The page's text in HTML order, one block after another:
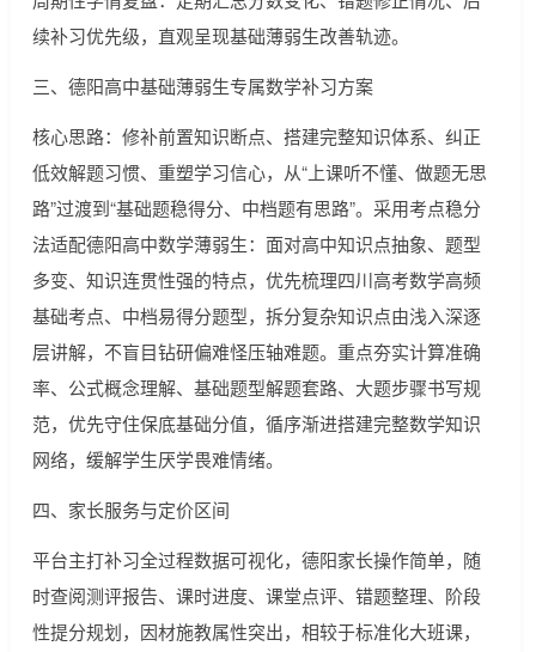
续补习优先级，直观呈现基础薄弱生改善轨迹。
三、德阳高中基础薄弱生专属数学补习方案
核心思路：修补前置知识断点、搭建完整知识体系、纠正
低效解题习惯、重塑学习信心，从“上课听不懂、做题无思
路”过渡到“基础题稳得分、中档题有思路”。采用考点稳分
法适配德阳高中数学薄弱生：面对高中知识点抽象、题型
多变、知识连贯性强的特点，优先梳理四川高考数学高频
基础考点、中档易得分题型，拆分复杂知识点由浅入深逐
层讲解，不盲目钻研偏难怪压轴难题。重点夯实计算准确
率、公式概念理解、基础题型解题套路、大题步骤书写规
范，优先守住保底基础分值，循序渐进搭建完整数学知识
网络，缓解学生厌学畏难情绪。
四、家长服务与定价区间
平台主打补习全过程数据可视化，德阳家长操作简单，随
时查阅测评报告、课时进度、课堂点评、错题整理、阶段
性提分规划，因材施教属性突出，相较于标准化大班课，